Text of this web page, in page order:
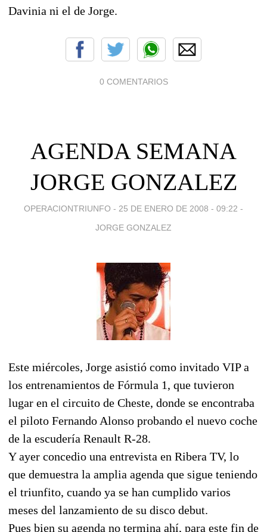
Davinia ni el de Jorge.
0 COMENTARIOS
AGENDA SEMANA
JORGE GONZALEZ
OPERACIONTRIUNFO - 25 DE ENERO DE 2008 - 09:22 -
JORGE GONZALEZ
Este miércoles, Jorge asistió como invitado VIP a
los entrenamientos de Fórmula 1, que tuvieron
lugar en el circuito de Cheste, donde se encontraba
el piloto Fernando Alonso probando el nuevo coche
de la escudería Renault R-28.
Y ayer concedio una entrevista en Ribera TV, lo
que demuestra la amplia agenda que sigue teniendo
el triunfito, cuando ya se han cumplido varios
meses del lanzamiento de su disco debut.
Pues bien su agenda no termina ahí, para este fin de